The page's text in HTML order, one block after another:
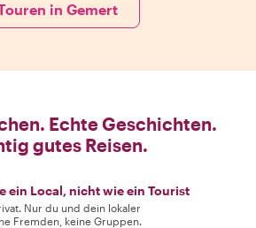
in Gemert
Echte Geschichten.
gutes Reisen.
ein Local, nicht wie ein Tourist
Nur du und dein lokaler
Fremden, keine Gruppen.